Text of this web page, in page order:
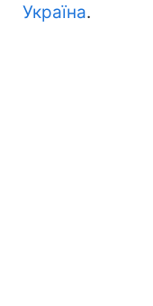
Україна.